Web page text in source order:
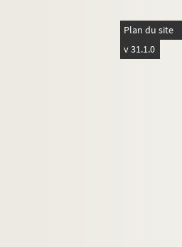
Plan du site
v 31.1.0